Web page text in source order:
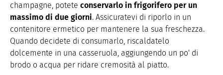
champagne, potete conservarlo in frigorifero per un
massimo di due giorni. Assicuratevi di riporlo in un
contenitore ermetico per mantenere la sua freschezza.
Quando decidete di consumarlo, riscaldatelo
dolcemente in una casseruola, aggiungendo un po' di
brodo o acqua per ridare cremosità al piatto.